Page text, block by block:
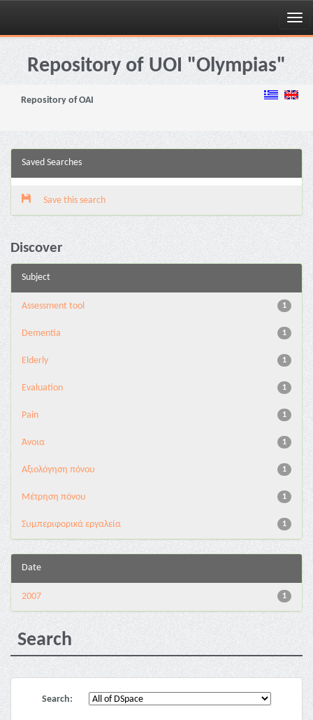
Skip
navigationRepository of UOI "Olympias"
Repository of OAI
Saved Searches
Save this search
Discover
Subject
1
Assessment tool
1
Dementia
1
Elderly
1
Evaluation
1
Pain
1
Άνοια
1
Αξιολόγηση πόνου
1
Μέτρηση πόνου
1
Συμπεριφορικά εργαλεία
Date
1
2007
Search
Search: